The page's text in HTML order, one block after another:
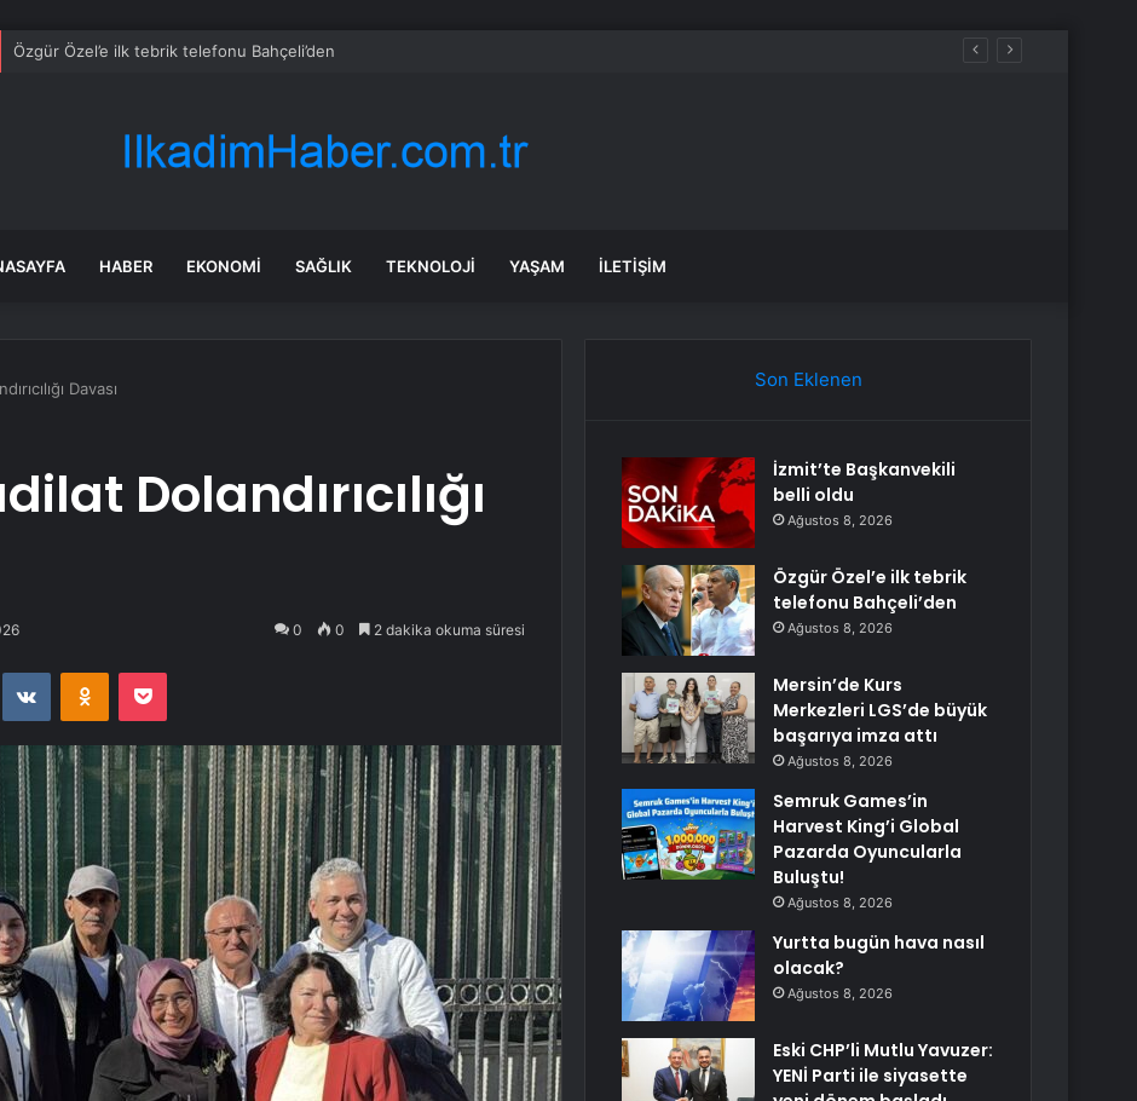
Özgür Özel’e ilk tebrik telefonu Bahçeli’den
HABER EKONOMI SAĞLIK TEKNOLOJI YAŞAM İLETIŞIM
Davası
Dolandırıcılığı
0 0 2 dakika okuma süresi
VKontakteOdnoklassniki
Pocket
Son Eklenen
İzmit’te Başkanvekili
belli oldu
Ağustos 8, 2026
Özgür Özel’e ilk tebrik
telefonu Bahçeli’den
Ağustos 8, 2026
Mersin’de Kurs
Merkezleri LGS’de büyük
başarıya imza attı
Ağustos 8, 2026
Semruk Games’in
Harvest King’i Global
Pazarda Oyuncularla
Buluştu!
Ağustos 8, 2026
Yurtta bugün hava nasıl
olacak?
Ağustos 8, 2026
Eski CHP’li Mutlu Yavuzer:
YENİ Parti ile siyasette